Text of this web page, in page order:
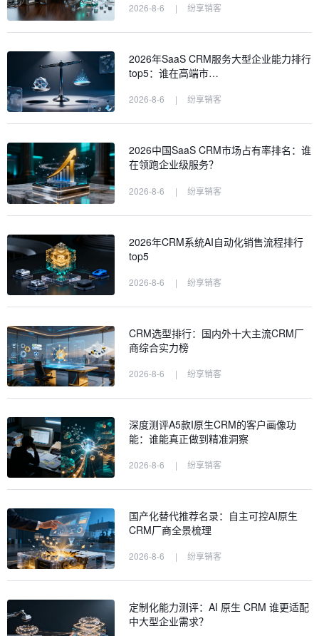
2026-8-6 | 纷享销客
2026年SaaS CRM服务大型企业能力排行
top5：谁在高端市…
2026-8-6 | 纷享销客
2026中国SaaS CRM市场占有率排名：谁
在领跑企业级服务？
2026-8-6 | 纷享销客
2026年CRM系统AI自动化销售流程排行
top5
2026-8-6 | 纷享销客
CRM选型排行：国内外十大主流CRM厂
商综合实力榜
2026-8-6 | 纷享销客
深度测评A5款I原生CRM的客户画像功
能：谁能真正做到精准洞察
2026-8-6 | 纷享销客
国产化替代推荐名录：自主可控AI原生
CRM厂商全景梳理
2026-8-6 | 纷享销客
定制化能力测评：AI 原生 CRM 谁更适配
中大型企业需求？